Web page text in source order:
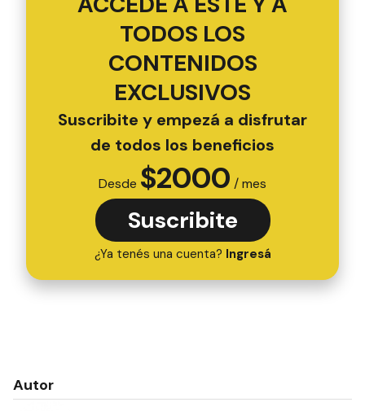
TODOS LOS
CONTENIDOS
EXCLUSIVOS
Suscribite y empezá a disfrutar
de todos los beneficios
Desde $2000 / mes
Suscribite
¿Ya tenés una cuenta? Ingresá
Autor